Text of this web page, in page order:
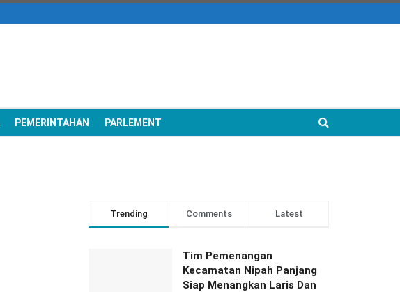
PEMERINTAHAN PARLEMENT
Trending Comments Latest
Tim Pemenangan
Kecamatan Nipah Panjang
Siap Menangkan Laris Dan